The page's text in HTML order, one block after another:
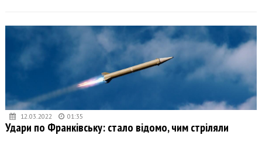
12.03.2022 01:35
Удари по Франківську: стало відомо, чим стріляли